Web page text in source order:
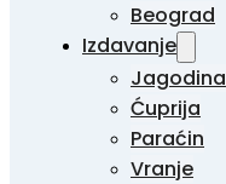
Beograd
Izdavanje
Jagodina
Ćuprija
Paraćin
Vranje